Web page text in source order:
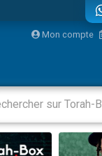
Mon compte
Livres